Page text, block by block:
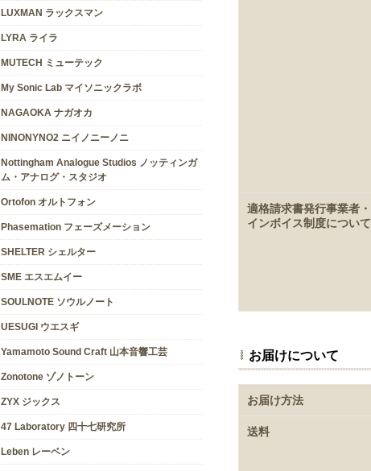
LUXMAN ラックスマン
LYRA ライラ
MUTECH ミューテック
My Sonic Lab マイソニックラボ
NAGAOKA ナガオカ
NINONYNO2 ニイノニーノニ
Nottingham Analogue Studios ノッティンガ
ム・アナログ・スタジオ
Ortofon オルトフォン
Phasemation フェーズメーション
SHELTER シェルター
SME エスエムイー
SOULNOTE ソウルノート
UESUGI ウエスギ
Yamamoto Sound Craft 山本音響工芸
Zonotone ゾノトーン
ZYX ジックス
47 Laboratory 四十七研究所
Leben レーベン
適格請求書発行事業者・
インボイス制度について
お届けについて
お届け方法
送料